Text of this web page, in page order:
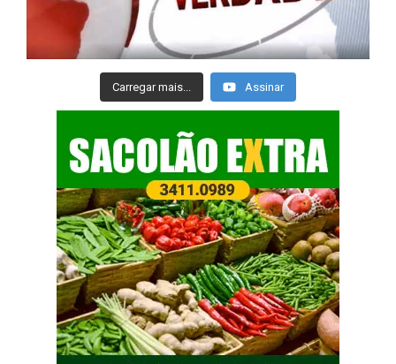
Carregar mais... Assinar